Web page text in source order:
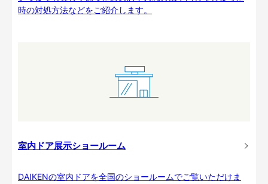
時の対処方法などをご紹介します。
室内ドア展示ショールーム
DAIKENの室内ドアを全国のショールームでご覧いただけま